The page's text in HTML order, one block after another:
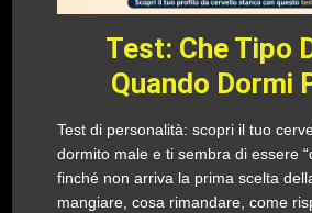
Test: Che Tipo
Quando Dormi
Test di personalità: scopri il tuo
dormito male e ti sembra di essere
finché non arriva la prima scelta
mangiare, cosa rimandare, come